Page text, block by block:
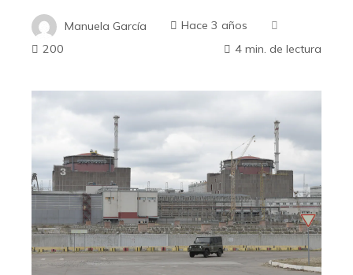
Manuela García
Hace 3 años
200
4 min. de lectura